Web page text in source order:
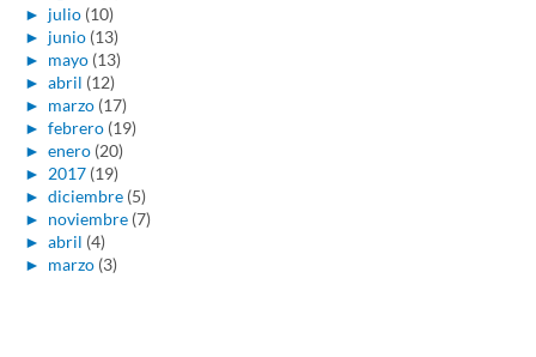
► julio (10)
► junio (13)
► mayo (13)
► abril (12)
► marzo (17)
► febrero (19)
► enero (20)
► 2017 (19)
► diciembre (5)
► noviembre (7)
► abril (4)
► marzo (3)